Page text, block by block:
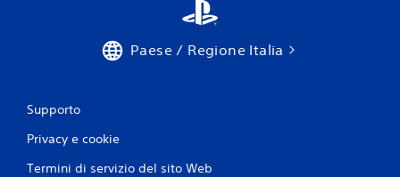
Paese / Regione Italia
Supporto
Privacy e cookie
Termini di servizio del sito Web